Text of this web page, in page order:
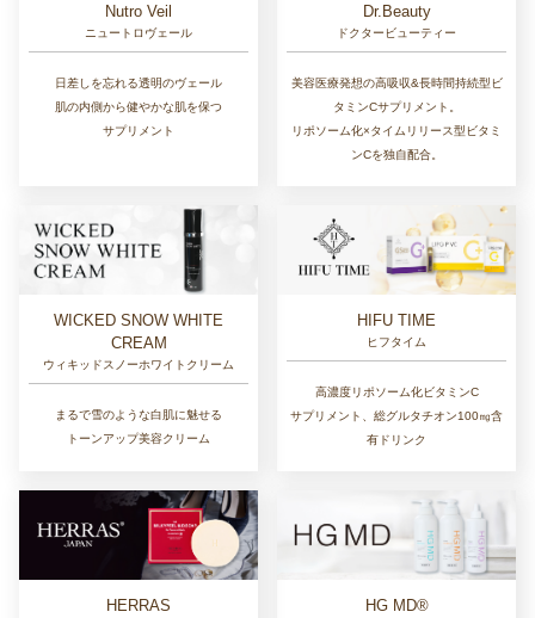
Nutro Veil
ニュートロヴェール
日差しを忘れる透明のヴェール
肌の内側から健やかな肌を保つ
サプリメント
Dr.Beauty
ドクタービューティー
美容医療発想の高吸収&長時間持続型ビ
タミンCサプリメント。
リポソーム化×タイムリリース型ビタミ
ンCを独自配合。
WICKED SNOW WHITE
CREAM
ウィキッドスノーホワイトクリーム
まるで雪のような白肌に魅せる
トーンアップ美容クリーム
HIFU TIME
ヒフタイム
高濃度リポソーム化ビタミンC
サプリメント、総グルタチオン100㎎含
有ドリンク
HERRAS HG MD®